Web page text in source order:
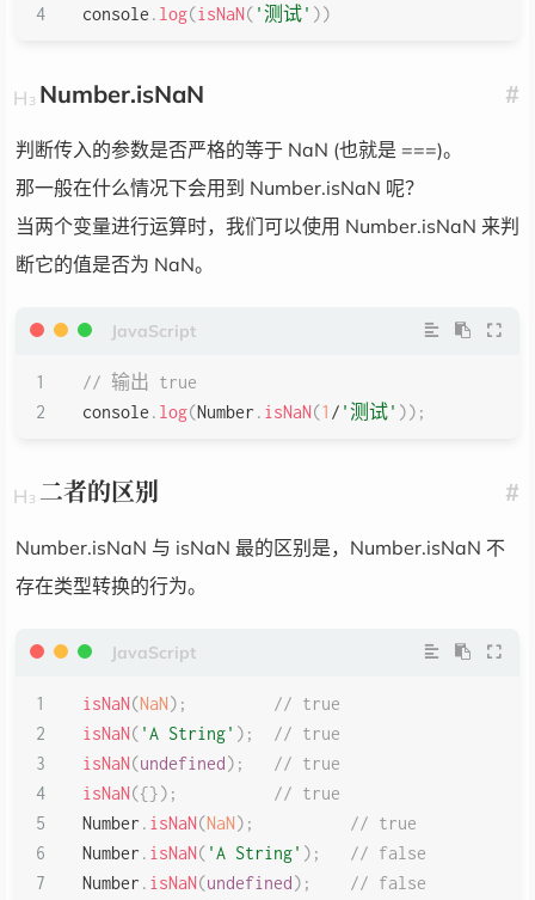
console . log(isNaN( '测试' ))
#
Number.isNaN
判断传入的参数是否严格的等于 NaN (也就是 ===)。
那一般在什么情况下会用到 Number.isNaN 呢？
当两个变量进行运算时，我们可以使用 Number.isNaN 来判
断它的值是否为 NaN。
// 输出 true
console . log(Number . isNaN(1 / '测试' )) ;
#
二者的区别
Number.isNaN 与 isNaN 最的区别是，Number.isNaN 不
存在类型转换的行为。
isNaN(NaN) ;
// true
isNaN( 'A String' ) ;
// true
isNaN(undefined) ;
// true
isNaN({}) ;
// true
Number . isNaN(NaN) ;
// true
Number . isNaN( 'A String' ) ;
// false
Number . isNaN(undefined) ;
// false